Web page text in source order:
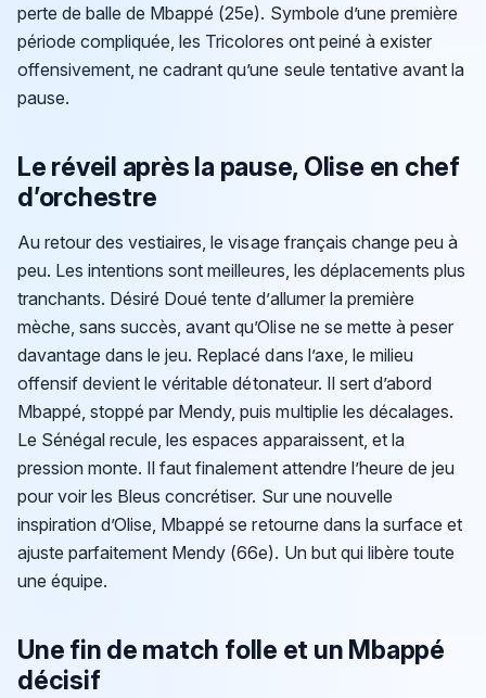
perte de balle de Mbappé (25e). Symbole d’une première
période compliquée, les Tricolores ont peiné à exister
offensivement, ne cadrant qu’une seule tentative avant la
pause.
Le réveil après la pause, Olise en chef
d’orchestre
Au retour des vestiaires, le visage français change peu à
peu. Les intentions sont meilleures, les déplacements plus
tranchants. Désiré Doué tente d’allumer la première
mèche, sans succès, avant qu’Olise ne se mette à peser
davantage dans le jeu. Replacé dans l’axe, le milieu
offensif devient le véritable détonateur. Il sert d’abord
Mbappé, stoppé par Mendy, puis multiplie les décalages.
Le Sénégal recule, les espaces apparaissent, et la
pression monte. Il faut finalement attendre l’heure de jeu
pour voir les Bleus concrétiser. Sur une nouvelle
inspiration d’Olise, Mbappé se retourne dans la surface et
ajuste parfaitement Mendy (66e). Un but qui libère toute
une équipe.
Une fin de match folle et un Mbappé
décisif